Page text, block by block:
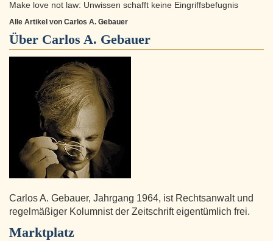
Make love not law: Unwissen schafft keine Eingriffsbefugnis
Alle Artikel von Carlos A. Gebauer
Über Carlos A. Gebauer
Carlos A. Gebauer, Jahrgang 1964, ist Rechtsanwalt und
regelmäßiger Kolumnist der Zeitschrift eigentümlich frei.
Marktplatz